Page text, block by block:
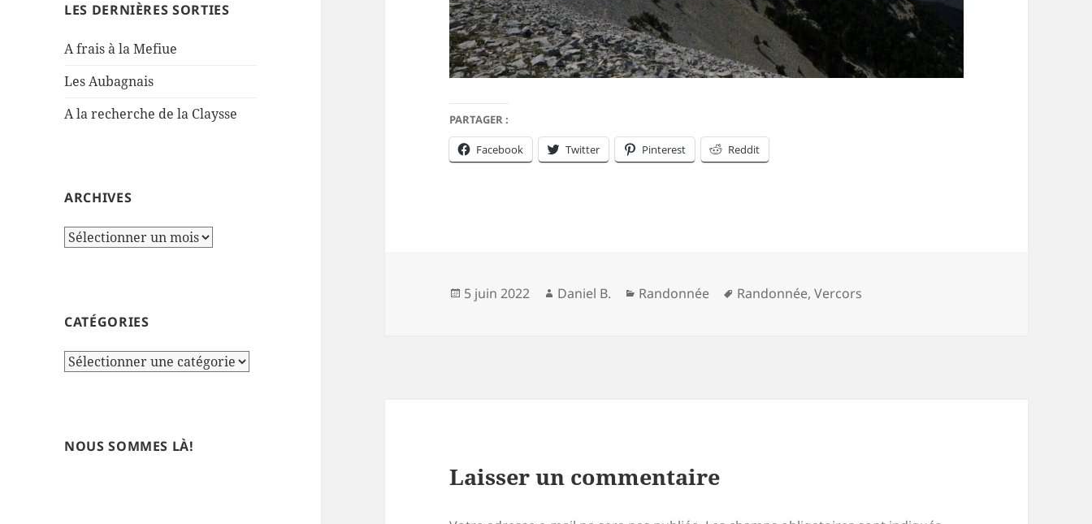
LES DERNIÈRES SORTIES
A frais à la Mefiue
Les Aubagnais
A la recherche de la Claysse
ARCHIVES
Archives
CATÉGORIES
Catégories
NOUS SOMMES LÀ!
PARTAGER :
Facebook Twitter Pinterest Reddit
Publié
5 juin 2022 Auteur
Daniel B. Catégories
Randonnée
Mots-
Randonnée,Vercors
Laisser un commentaire